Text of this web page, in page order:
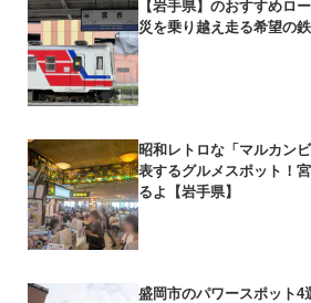
【岩手県】のおすすめロ
災を乗り越え走る希望の鉄
昭和レトロな「マルカン
表するグルメスポット！
るよ【岩手県】
盛岡市のパワースポット4